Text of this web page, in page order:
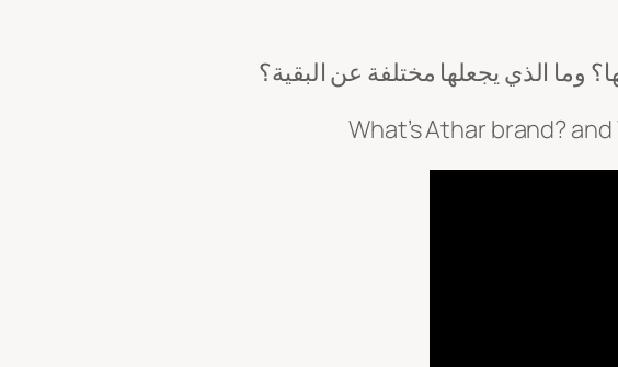
وما الذي يجعلها مختلفة عن البقية؟
What’s Athar brand?